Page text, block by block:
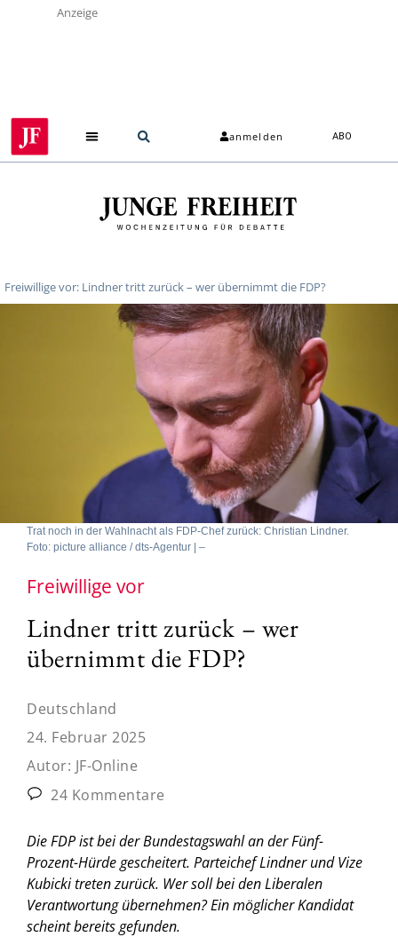
Anzeige
anmelden ABO
Freiwillige vor: Lindner tritt zurück – wer übernimmt die FDP?
Trat noch in der Wahlnacht als FDP-Chef zurück: Christian Lindner.
Foto: picture alliance / dts-Agentur | –
Freiwillige vor
Lindner tritt zurück – wer
übernimmt die FDP?
Deutschland
24. Februar 2025
Autor: JF-Online
24 Kommentare
Die FDP ist bei der Bundestagswahl an der Fünf-
Prozent-Hürde gescheitert. Parteichef Lindner und Vize
Kubicki treten zurück. Wer soll bei den Liberalen
Verantwortung übernehmen? Ein möglicher Kandidat
scheint bereits gefunden.